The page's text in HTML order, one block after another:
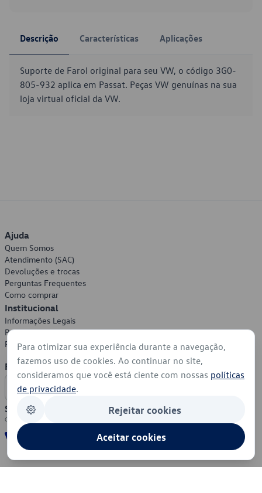
Descrição Características Aplicações
Suporte de Farol original para seu VW, o código 3G0-
805-932 aplica em Passat. Peças VW genuínas na sua
loja virtual oficial da VW.
Ajuda
Quem Somos
Atendimento (SAC)
Devoluções e trocas
Perguntas Frequentes
Como comprar
Institucional
Informações Legais
Política de Privacidade
Política de Cookies
Formas de Pagamento
Segurança
Para otimizar sua experiência durante a navegação,
fazemos uso de cookies. Ao continuar no site,
consideramos que você está ciente com nossas políticas
de privacidade.
Rejeitar cookies
Aceitar cookies